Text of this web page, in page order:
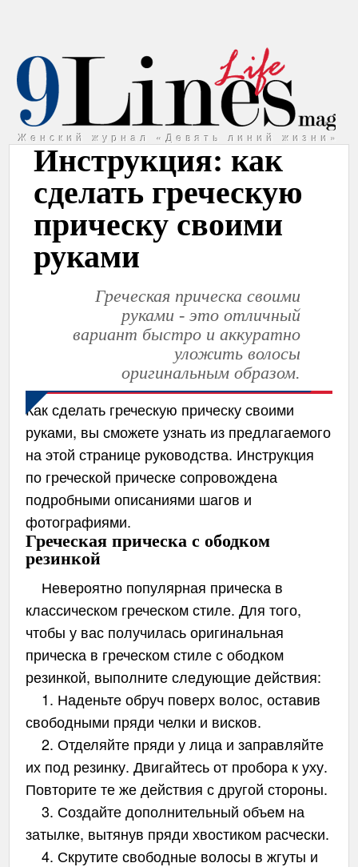
Женский журнал «Девять линий жизни»
Инструкция: как
сделать греческую
прическу своими
руками
Греческая прическа своими
руками - это отличный
вариант быстро и аккуратно
уложить волосы
оригинальным образом.
Как сделать греческую прическу своими
руками, вы сможете узнать из предлагаемого
на этой странице руководства. Инструкция
по греческой прическе сопровождена
подробными описаниями шагов и
фотографиями.
Греческая прическа с ободком
резинкой
Невероятно популярная прическа в
классическом греческом стиле. Для того,
чтобы у вас получилась оригинальная
прическа в греческом стиле с ободком
резинкой, выполните следующие действия:
1. Наденьте обруч поверх волос, оставив
свободными пряди челки и висков.
2. Отделяйте пряди у лица и заправляйте
их под резинку. Двигайтесь от пробора к уху.
Повторите те же действия с другой стороны.
3. Создайте дополнительный объем на
затылке, вытянув пряди хвостиком расчески.
4. Скрутите свободные волосы в жгуты и